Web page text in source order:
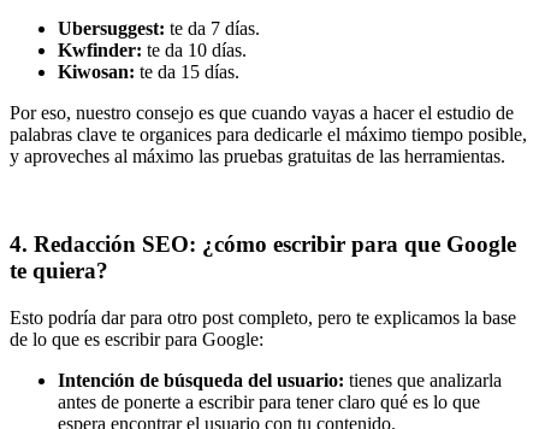
Ubersuggest: te da 7 días.
Kwfinder: te da 10 días.
Kiwosan: te da 15 días.
Por eso, nuestro consejo es que cuando vayas a hacer el estudio de
palabras clave te organices para dedicarle el máximo tiempo posible,
y aproveches al máximo las pruebas gratuitas de las herramientas.
4. Redacción SEO: ¿cómo escribir para que Google
te quiera?
Esto podría dar para otro post completo, pero te explicamos la base
de lo que es escribir para Google:
Intención de búsqueda del usuario: tienes que analizarla
antes de ponerte a escribir para tener claro qué es lo que
espera encontrar el usuario con tu contenido.